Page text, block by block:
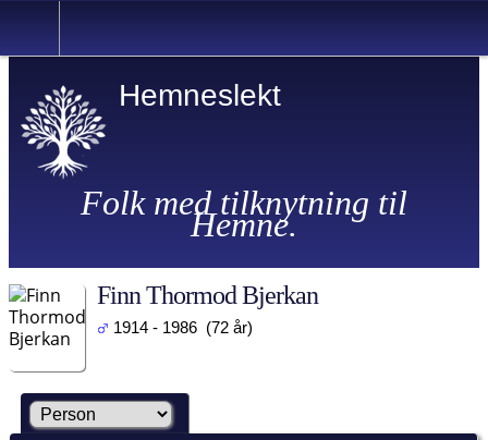
Hemneslekt
Folk med tilknytning til
Hemne.
Finn Thormod Bjerkan
1914 - 1986 (72 år)